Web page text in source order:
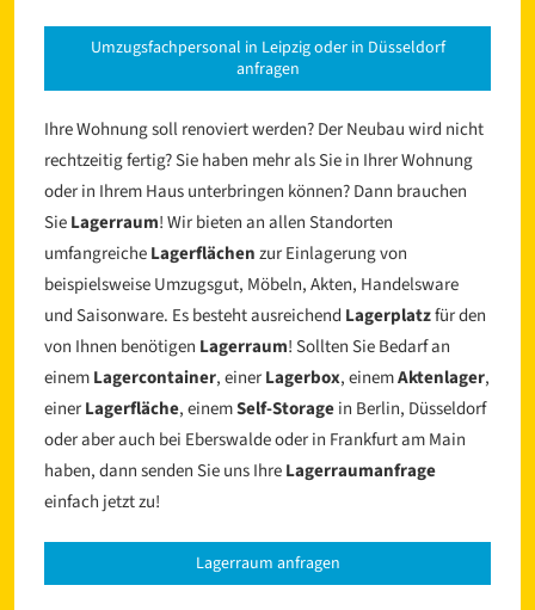
Umzugsfachpersonal in Leipzig oder in Düsseldorf
anfragen
Ihre Wohnung soll renoviert werden? Der Neubau wird nicht
rechtzeitig fertig? Sie haben mehr als Sie in Ihrer Wohnung
oder in Ihrem Haus unterbringen können? Dann brauchen
SieLagerraum! Wir bieten an allen Standorten
umfangreicheLagerflächenzur Einlagerung von
beispielsweise Umzugsgut, Möbeln, Akten, Handelsware
und Saisonware. Es besteht ausreichend Lagerplatzfür den
von Ihnen benötigen Lagerraum! Sollten Sie Bedarf an
einemLagercontainer, einerLagerbox, einemAktenlager,
einerLagerfläche, einemSelf-Storagein Berlin, Düsseldorf
oder aber auch bei Eberswalde oder in Frankfurt am Main
haben, dann senden Sie uns IhreLagerraumanfrage
einfach jetzt zu!
Lagerraum anfragen